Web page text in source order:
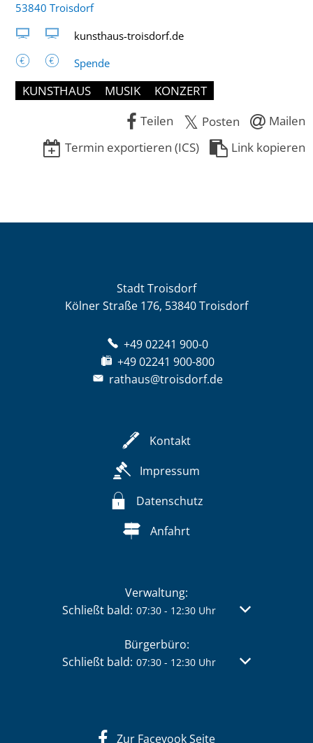
53840 Troisdorf
kunsthaus-troisdorf.de
Spende
KUNSTHAUS MUSIK
KONZERT
Teilen
Posten
Mailen
Termin exportieren (ICS)
Link kopieren
Stadt Troisdorf
Kölner Straße 176, 53840 Troisdorf
+49 02241 900-0
+49 02241 900-800
rathaus@troisdorf.de
Kontakt
Impressum
Datenschutz
Anfahrt
Verwaltung:
Klicken, um weitere Öffnungs- oder
Schließt bald: 07:30 - 12:30 Uhr Von 07:30 bis
Bürgerbüro:
Klicken, um weitere Öffnungs- oder
Schließt bald: 07:30 - 12:30 Uhr Von 07:30 bis
Zur Facevook Seite